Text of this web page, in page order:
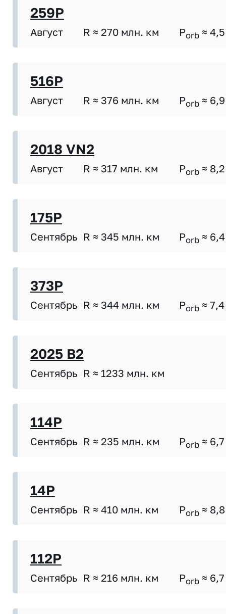
259P
Август R ≈ 270 млн. км Porb ≈ 4,5
516P
Август R ≈ 376 млн. км Porb ≈ 6,9
2018 VN2
Август R ≈ 317 млн. км Porb ≈ 8,2
175P
Сентябрь R ≈ 345 млн. км Porb ≈ 6,4
373P
Сентябрь R ≈ 344 млн. км Porb ≈ 7,4
2025 B2
Сентябрь R ≈ 1233 млн. км
114P
Сентябрь R ≈ 235 млн. км Porb ≈ 6,7
14P
Сентябрь R ≈ 410 млн. км Porb ≈ 8,8
112P
Сентябрь R ≈ 216 млн. км Porb ≈ 6,7